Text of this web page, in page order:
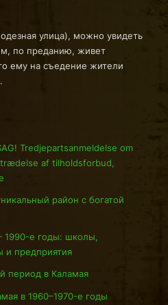
улица), можно увидеть
по преданию, живет
ему на съедение жители
Tredjepartsanmeldelse om
af tilholdsforbud,
район с богатой
1990-е годы: школы,
и предприятия
период в Каламая
в 1960–1970-е годы